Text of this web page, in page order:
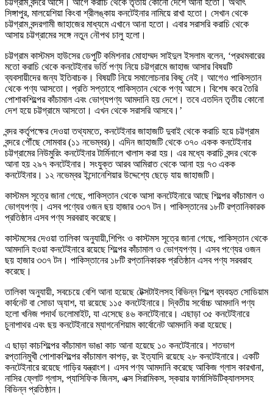
সিঙ্গাপুর, মালয়েশিয়া কিংবা শ্রীলঙ্কায় কনটেইনার নামিয়ে রাখা হতো। সেখান থেকে
চট্টগ্রাম বন্দরগামী জাহাজের মাধ্যমে এখানে আনা হতো। এবার সরাসরি করাচি থেকে
আসায় চট্টগ্রামের সঙ্গে নতুন নৌপথ চালু হলো।
চট্টগ্রাম কাস্টমস হাউসের ডেপুটি কমিশনার মোহাম্মদ সাইদুল ইসলাম বলেন, ‘প্রথমবারের
মতো করাচি থেকে কনটেইনার ভর্তি পণ্য নিয়ে চট্টগ্রামে জাহাজ আসার বিষয়টি
ব্যবসায়ীদের জন্য ইতিবাচক। বিষয়টি নিয়ে সমালোচনার কিছু নেই। আগেও পাকিস্তান
থেকে পণ্য আসতো। প্রতি সপ্তাহে পাকিস্তান থেকে পণ্য আসে। বিশেষ করে তৈরি
পোশাকশিল্পের কাঁচামাল এবং ভোগ্যপণ্য আমদানি হয় দেশে। তবে এতদিন তৃতীয় কোনো
দেশ হয়ে চট্টগ্রামে আসতো। এখন থেকে সরাসরি আসবে।’
বন্দর কর্তৃপক্ষের দেওয়া তথ্যমতে, কনটেইনার জাহাজটি দুবাই থেকে করাচি হয়ে চট্টগ্রাম
বন্দরে পৌঁছে সোমবার (১১ নভেম্বর)। এদিন জাহাজটি থেকে ৩৭০ একক কনটেইনার
চট্টগ্রামের নিউমুরিং কনটেইনার টার্মিনালে খালাস করা হয়। এর মধ্যে করাচি বন্দর থেকে
আনা হয় ২৯৭ কনটেইনার। সংযুক্ত আরব আমিরাত থেকে আনা হয় ৭৩ একক
কনটেইনার। ১২ নভেম্বর ইন্দোনেশিয়ার উদ্দেশ্যে ছেড়ে যায় জাহাজটি।
কাস্টমস সূত্রে জানা গেছে, পাকিস্তান থেকে আসা কনটেইনারে আছে শিল্পের কাঁচামাল ও
ভোগ্যপণ্য। এসব পণ্যের ওজন ছয় হাজার ৩৩৭ টন। পাকিস্তানের ১৮টি রপ্তানিকারক
প্রতিষ্ঠান এসব পণ্য সরবরাহ করেছে।
কাস্টমসের দেওয়া তালিকা অনুযায়ী,শিপিং ও কাস্টমস সূত্রে জানা গেছে, পাকিস্তান থেকে
আমদানি হওয়া কনটেইনারে রয়েছে শিল্পের কাঁচামাল ও ভোগ্যপণ্য। এসব পণ্যের ওজন
ছয় হাজার ৩৩৭ টন। পাকিস্তানের ১৮টি রপ্তানিকারক প্রতিষ্ঠান এসব পণ্য সরবরাহ
করেছে।
তালিকা অনুযায়ী, সবচেয়ে বেশি আনা হয়েছে টেক্সটাইলসহ বিভিন্ন শিল্পে ব্যবহৃত সোডিয়াম
কার্বনেট বা সোডা অ্যাশ, যা রয়েছে ১১৫ কনটেইনারে। দ্বিতীয় সর্বোচ্চ আমদানি পণ্য
হলো খনিজ পদার্থ ডলোমাইট, যা এসেছে ৪৬ কনটেইনারে। এছাড়া ৩৫ কনটেইনারে
চুনাপাথর এবং ছয় কনটেইনারে ম্যাগনেশিয়াম কার্বোনেট আমদানি করা হয়েছে।
এ ছাড়া কাচশিল্পের কাঁচামাল ভাঙা কাচ আনা হয়েছে ১০ কনটেইনারে। শতভাগ
রপ্তানিমুখী পোশাকশিল্পের কাঁচামাল কাপড়, রং ইত্যাদি রয়েছে ২৮ কনটেইনারে। একটি
কনটেইনারে রয়েছে গাড়ির যন্ত্রাংশ। এসব পণ্য আমদানি করেছে আকিজ গ্লাস কারখানা,
নাসির ফ্লোট গ্লাস, প্যাসিফিক জিনস, এক্স সিরামিকস, স্কয়ার ফার্মাসিউটিক্যালসসহ
বিভিন্ন প্রতিষ্ঠান।